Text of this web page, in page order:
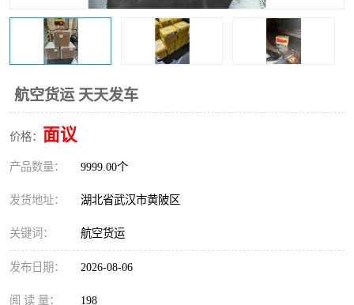
航空货运 天天发车
价格： 面议
产品数量： 9999.00个
发货地址： 湖北省武汉市黄陂区
关键词： 航空货运
发布日期： 2026-08-06
阅 读 量： 198